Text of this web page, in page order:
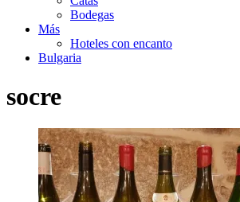
Bodegas
Más
Hoteles con encanto
Bulgaria
socre